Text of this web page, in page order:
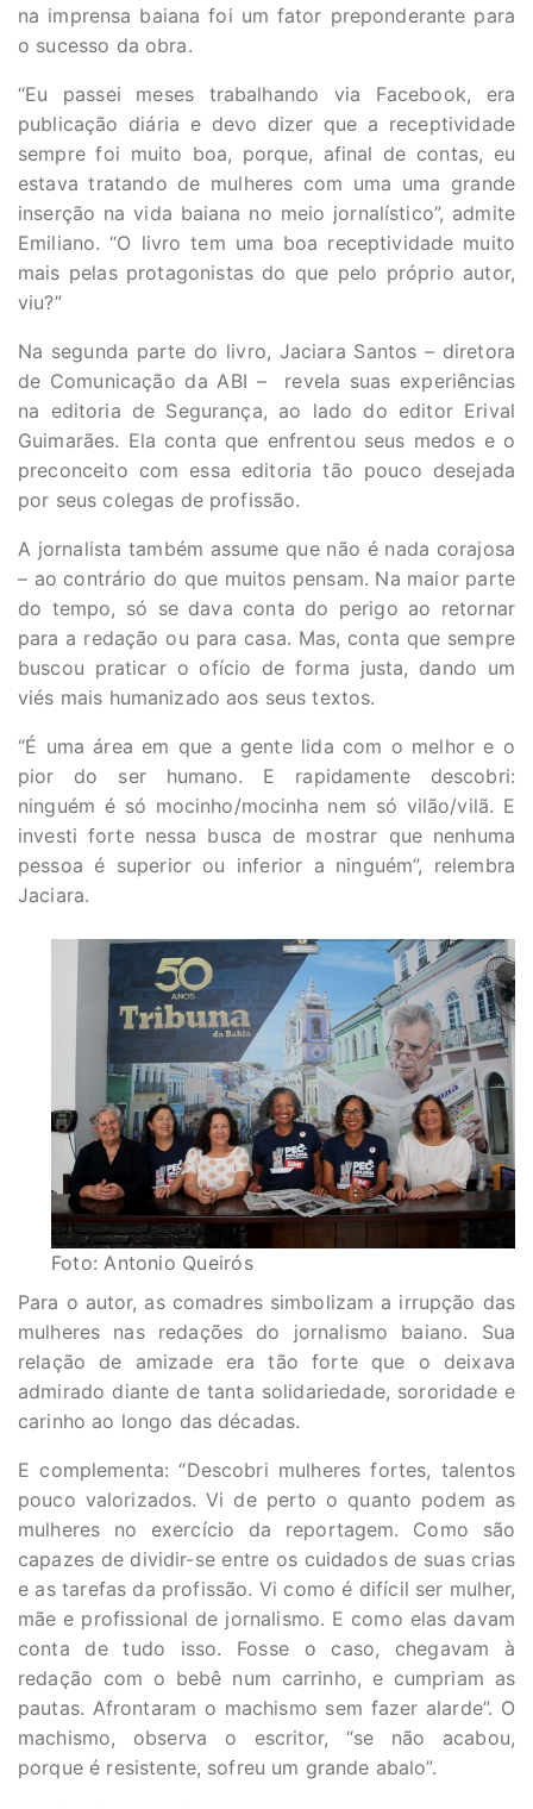
na imprensa baiana foi um fator preponderante para
o sucesso da obra.
“Eu passei meses trabalhando via Facebook, era
publicação diária e devo dizer que a receptividade
sempre foi muito boa, porque, afinal de contas, eu
estava tratando de mulheres com uma uma grande
inserção na vida baiana no meio jornalístico”, admite
Emiliano. “O livro tem uma boa receptividade muito
mais pelas protagonistas do que pelo próprio autor,
viu?”
Na segunda parte do livro, Jaciara Santos – diretora
de Comunicação da ABI – revela suas experiências
na editoria de Segurança, ao lado do editor Erival
Guimarães. Ela conta que enfrentou seus medos e o
preconceito com essa editoria tão pouco desejada
por seus colegas de profissão.
A jornalista também assume que não é nada corajosa
– ao contrário do que muitos pensam. Na maior parte
do tempo, só se dava conta do perigo ao retornar
para a redação ou para casa. Mas, conta que sempre
buscou praticar o ofício de forma justa, dando um
viés mais humanizado aos seus textos.
“É uma área em que a gente lida com o melhor e o
pior do ser humano. E rapidamente descobri:
ninguém é só mocinho/mocinha nem só vilão/vilã. E
investi forte nessa busca de mostrar que nenhuma
pessoa é superior ou inferior a ninguém”, relembra
Jaciara.
Foto: Antonio Queirós
Para o autor, as comadres simbolizam a irrupção das
mulheres nas redações do jornalismo baiano. Sua
relação de amizade era tão forte que o deixava
admirado diante de tanta solidariedade, sororidade e
carinho ao longo das décadas.
E complementa: “Descobri mulheres fortes, talentos
pouco valorizados. Vi de perto o quanto podem as
mulheres no exercício da reportagem. Como são
capazes de dividir-se entre os cuidados de suas crias
e as tarefas da profissão. Vi como é difícil ser mulher,
mãe e profissional de jornalismo. E como elas davam
conta de tudo isso. Fosse o caso, chegavam à
redação com o bebê num carrinho, e cumpriam as
pautas. Afrontaram o machismo sem fazer alarde”. O
machismo, observa o escritor, “se não acabou,
porque é resistente, sofreu um grande abalo”.